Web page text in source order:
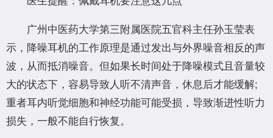
广州中医药大学第三附属医院五官科主任孙玉莹表
示，降噪耳机的工作原理是通过发出与外界噪音相反的声
波，从而抵消噪音。但如果长时间处于降噪模式且音量较
大的状态下，容易导致人听不清声音，休息后才能缓解;
重者耳内听觉细胞和神经功能可能受损，导致渐进性听力
损失，一般不能自行恢复。